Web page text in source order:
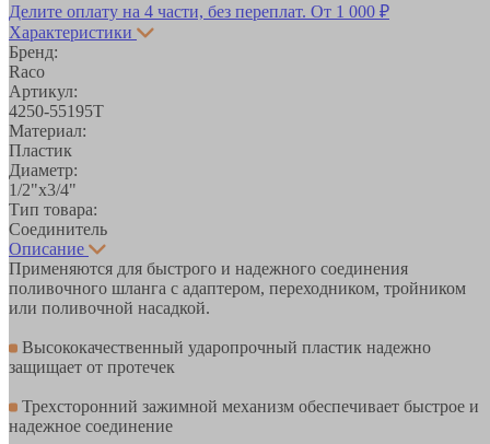
Делите оплату на 4 части, без переплат. От 1 000 ₽
Характеристики
Бренд:
Raco
Артикул:
4250-55195T
Материал:
Пластик
Диаметр:
1/2"x3/4"
Тип товара:
Соединитель
Описание
Применяются для быстрого и надежного соединения
поливочного шланга с адаптером, переходником, тройником
или поливочной насадкой.
Высококачественный ударопрочный пластик надежно
защищает от протечек
Трехсторонний зажимной механизм обеспечивает быстрое и
надежное соединение